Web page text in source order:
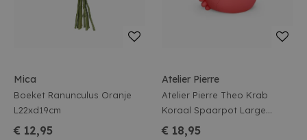
Mica
Boeket Ranunculus Oranje
L22xd19cm
€ 12,95
Atelier Pierre
Atelier Pierre Theo Krab
Koraal Spaarpot Large
11.5x16x9cm
€ 18,95